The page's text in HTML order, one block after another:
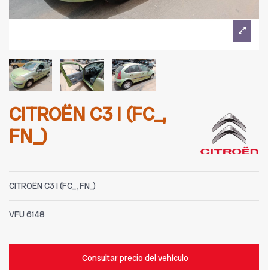
CITROËN C3 I (FC_,
FN_)
CITROËN C3 I (FC_, FN_)
VFU 6148
Consultar precio del vehículo